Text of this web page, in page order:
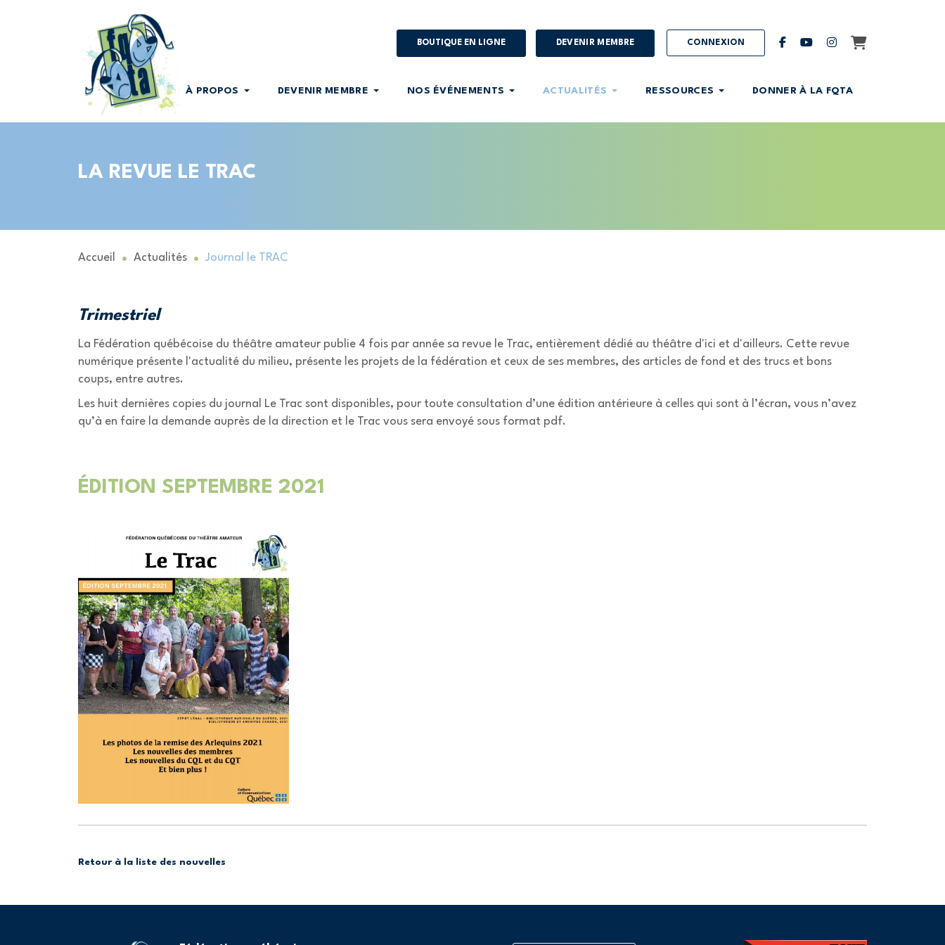
BOUTIQUE EN LIGNE DEVENIR MEMBRE CONNEXION facebookyoutubeinstagram
Panier
À PROPOS DEVENIR MEMBRE NOS ÉVÉNEMENTS ACTUALITÉS RESSOURCES DONNER À LA FQTA
LA REVUE LE TRAC
Accueil Actualités Journal le TRAC
Trimestriel
La Fédération québécoise du théâtre amateur publie 4 fois par année sa revue le Trac, entièrement dédié au théâtre d'ici et d'ailleurs. Cette revue
numérique présente l'actualité du milieu, présente les projets de la fédération et ceux de ses membres, des articles de fond et des trucs et bons
coups, entre autres.
Les huit dernières copies du journal Le Trac sont disponibles, pour toute consultation d’une édition antérieure à celles qui sont à l’écran, vous n’avez
qu’à en faire la demande auprès de la direction et le Trac vous sera envoyé sous format pdf.
ÉDITION SEPTEMBRE 2021
Retour à la liste des nouvelles